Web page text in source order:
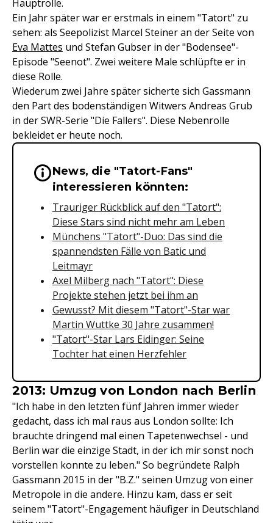
Hauptrolle.
Ein Jahr später war er erstmals in einem "Tatort" zu
sehen: als Seepolizist Marcel Steiner an der Seite von
Eva Mattes und Stefan Gubser in der "Bodensee"-
Episode "Seenot". Zwei weitere Male schlüpfte er in
diese Rolle.
Wiederum zwei Jahre später sicherte sich Gassmann
den Part des bodenständigen Witwers Andreas Grub
in der SWR-Serie "Die Fallers". Diese Nebenrolle
bekleidet er heute noch.
Wichtige Hinweise &
News, die "Tatort-Fans"
interessieren könnten:
Trauriger Rückblick auf den "Tatort":
Diese Stars sind nicht mehr am Leben
Münchens "Tatort"-Duo: Das sind die
spannendsten Fälle von Batic und
Leitmayr
Axel Milberg nach "Tatort": Diese
Projekte stehen jetzt bei ihm an
Gewusst? Mit diesem "Tatort"-Star war
Martin Wuttke 30 Jahre zusammen!
"Tatort"-Star Lars Eidinger: Seine
Tochter hat einen Herzfehler
2013: Umzug von London nach Berlin
"Ich habe in den letzten fünf Jahren immer wieder
gedacht, dass ich mal raus aus London sollte: Ich
brauchte dringend mal einen Tapetenwechsel - und
Berlin war die einzige Stadt, in der ich mir sonst noch
vorstellen konnte zu leben." So begründete Ralph
Gassmann 2015 in der "B.Z." seinen Umzug von einer
Metropole in die andere. Hinzu kam, dass er seit
seinem "Tatort"-Engagement häufiger in Deutschland